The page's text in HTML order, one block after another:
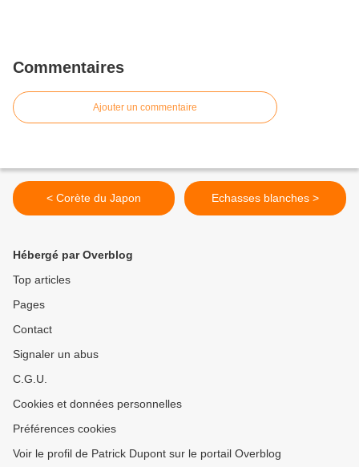
Commentaires
Ajouter un commentaire
< Corète du Japon Echasses blanches >
Hébergé par Overblog
Top articles
Pages
Contact
Signaler un abus
C.G.U.
Cookies et données personnelles
Préférences cookies
Voir le profil de Patrick Dupont sur le portail Overblog